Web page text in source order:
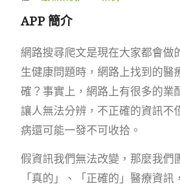
APP 簡介
網路搜尋爬文是現在大家都會做
生健康問題時，網路上找到的醫
確？事實上，網路上有很多的業
讓人無法分辨，不正確的資訊不
病還可能一發不可收拾。
假資訊我們無法改變，那麼我們
「真的」、「正確的」醫療資訊